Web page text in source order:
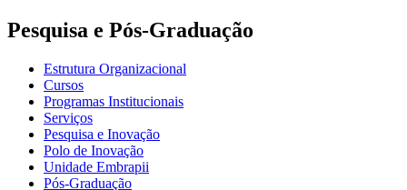
Pesquisa e Pós-Graduação
Estrutura Organizacional
Cursos
Programas Institucionais
Serviços
Pesquisa e Inovação
Polo de Inovação
Unidade Embrapii
Pós-Graduação